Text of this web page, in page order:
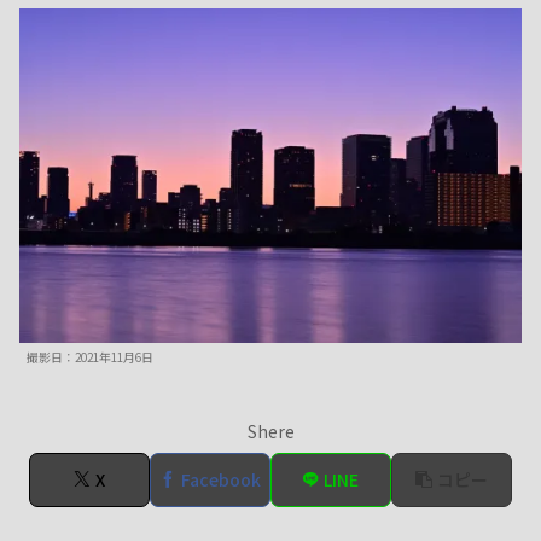
撮影日：2021年11月6日
Shere
X
Facebook LINE